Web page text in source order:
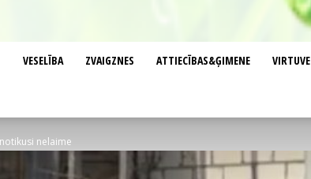
VESELĪBA ZVAIGZNES ATTIECĪBAS&ĢIMENE VIRTUVE
nelaime